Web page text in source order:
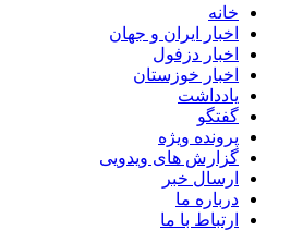
خانه
اخبار ایران و جهان
اخبار دزفول
اخبار خوزستان
یادداشت
گفتگو
پرونده ویژه
گزارش های ویدویی
ارسال خبر
درباره ما
ارتباط با ما